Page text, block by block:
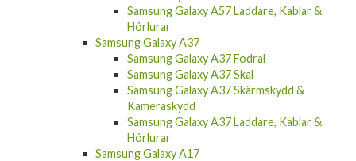
Samsung Galaxy A57 Laddare, Kablar &
Hörlurar
Samsung Galaxy A37
Samsung Galaxy A37 Fodral
Samsung Galaxy A37 Skal
Samsung Galaxy A37 Skärmskydd &
Kameraskydd
Samsung Galaxy A37 Laddare, Kablar &
Hörlurar
Samsung Galaxy A17